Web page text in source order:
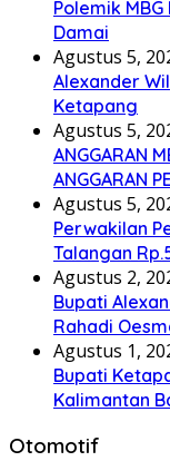
Polemik
Damai
Agustus 5,
Alexander
Ketapang
Agustus 5,
ANGGARAN
ANGGARAN
Agustus 5,
Perwakilan
Talangan
Agustus 2,
Bupati
Rahadi
Agustus 1,
Bupati
Kalimantan
Otomotif